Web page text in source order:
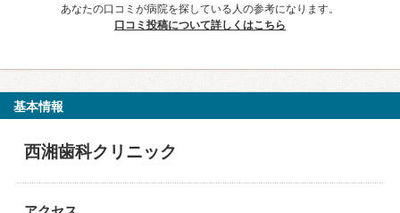
あなたの口コミが病院を探している人の参考になります。
口コミ投稿について詳しくはこちら
基本情報
西湘歯科クリニック